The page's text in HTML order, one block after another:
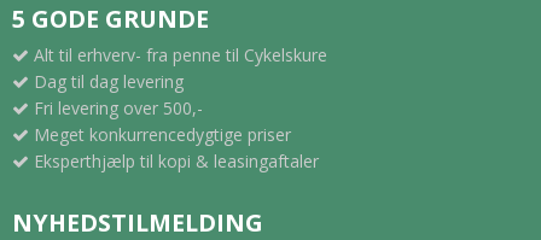
5 GODE GRUNDE
Alt til erhverv- fra penne til Cykelskure
Dag til dag levering
Fri levering over 500,-
Meget konkurrencedygtige priser
Eksperthjælp til kopi & leasingaftaler
NYHEDSTILMELDING